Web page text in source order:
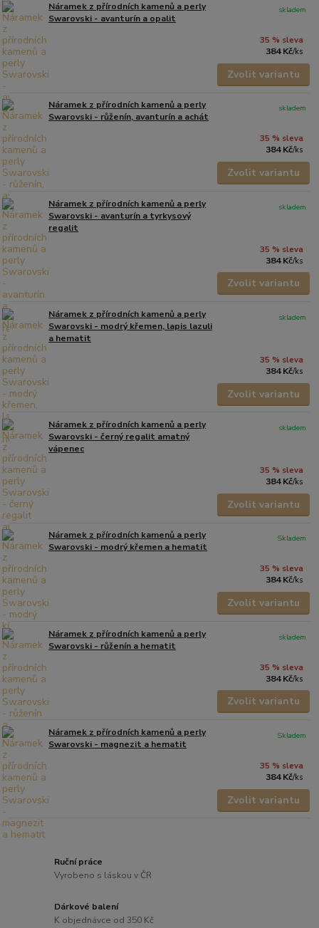
Náramek z přírodních kamenů a perly
Swarovski - avanturín a opalit
35 % sleva
384 Kč/ks
skladem
Zvolit variantu
Náramek z přírodních kamenů a perly
Swarovski - růženín, avanturín a achát
35 % sleva
384 Kč/ks
skladem
Zvolit variantu
Náramek z přírodních kamenů a perly
Swarovski - avanturín a tyrkysový
regalit
35 % sleva
384 Kč/ks
skladem
Zvolit variantu
Náramek z přírodních kamenů a perly
Swarovski - modrý křemen, lapis lazuli
a hematit
35 % sleva
384 Kč/ks
skladem
Zvolit variantu
Náramek z přírodních kamenů a perly
Swarovski - černý regalit amatný
vápenec
35 % sleva
384 Kč/ks
skladem
Zvolit variantu
Náramek z přírodních kamenů a perly
Swarovski - modrý křemen a hematit
35 % sleva
384 Kč/ks
Skladem
Zvolit variantu
Náramek z přírodních kamenů a perly
Swarovski - růženín a hematit
35 % sleva
384 Kč/ks
skladem
Zvolit variantu
Náramek z přírodních kamenů a perly
Swarovski - magnezit a hematit
35 % sleva
384 Kč/ks
Skladem
Zvolit variantu
Ruční práce
Vyrobeno s láskou v ČR
Dárkové balení
K objednávce od 350 Kč